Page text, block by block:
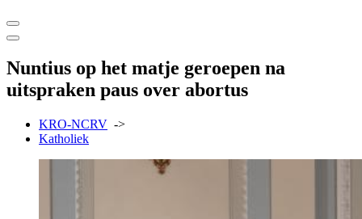
Nuntius op het matje geroepen na
uitspraken paus over abortus
KRO-NCRV ->
Katholiek